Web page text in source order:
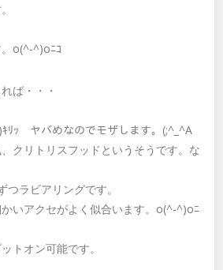
o(^-^)oﾆｺ
ば・・・
ｷﾘｯ ヤバめなのでモザします。(;^_^A
クリトリスフッドというそうです。な
ラビアリングです。
いアクセがよく似合います。o(^-^)oﾆ
トオン可能です。